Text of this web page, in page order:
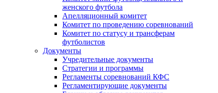
женского футбола
Апелляционный комитет
Комитет по проведению соревнований
Комитет по статусу и трансферам
футболистов
Документы
Учредительные документы
Стратегии и программы
Регламенты соревнований КФС
Регламентирующие документы